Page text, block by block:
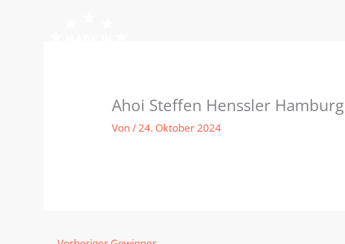
Ahoi Steffen Henssler Hamburg
Von/24. Oktober 2024